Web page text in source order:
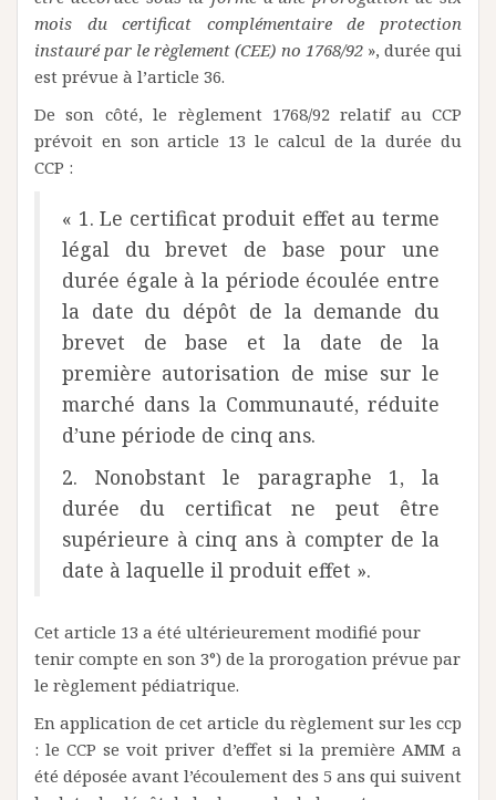
mois du certificat complémentaire de protection
instauré par le règlement (CEE) no 1768/92 », durée qui
est prévue à l’article 36.
De son côté, le règlement 1768/92 relatif au CCP
prévoit en son article 13 le calcul de la durée du
CCP :
« 1. Le certificat produit effet au terme
légal du brevet de base pour une
durée égale à la période écoulée entre
la date du dépôt de la demande du
brevet de base et la date de la
première autorisation de mise sur le
marché dans la Communauté, réduite
d’une période de cinq ans.
2. Nonobstant le paragraphe 1, la
durée du certificat ne peut être
supérieure à cinq ans à compter de la
date à laquelle il produit effet ».
Cet article 13 a été ultérieurement modifié pour
tenir compte en son 3°) de la prorogation prévue par
le règlement pédiatrique.
En application de cet article du règlement sur les ccp
: le CCP se voit priver d’effet si la première AMM a
été déposée avant l’écoulement des 5 ans qui suivent